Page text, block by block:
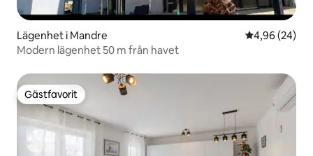
Lägenhet i Mandre 4,96 av 5 i
4,96 (24)
Modern lägenhet 50 m från havet
Gästfavorit
Gästfavorit